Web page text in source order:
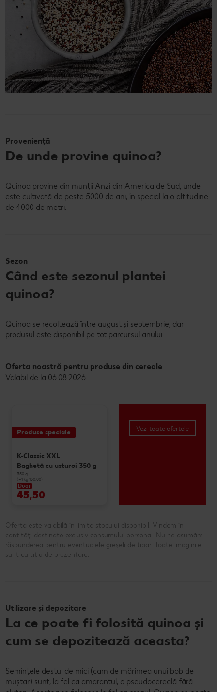
Proveniență
De unde provine quinoa?
Quinoa provine din munții Anzi din America de Sud, unde
este cultivată de peste 5000 de ani, în special la o altitudine
de 4000 de metri.
Sezon
Când este sezonul plantei
quinoa?
Quinoa se recoltează între august și septembrie, dar
produsul este disponibil pe tot parcursul anului.
Oferta noastră pentru produse din cereale
Valabil de la 06.08.2026
Produse speciale
K-Classic XXL
Baghetă cu usturoi 350 g
350 g
(=1 kg 130.00)
Doar
45,50
Vezi toate ofertele
Oferta este valabilă în limita stocului disponibil. Vindem în
cantități destinate exclusiv consumului personal. Nu ne asumăm
răspunderea pentru eventualele greșeli de tipar. Toate imaginile
sunt cu titlu de prezentare.
Utilizare și depozitare
La ce poate fi folosită quinoa și
cum se depozitează aceasta?
Semințele destul de mici (cam de mărimea unui bob de
muștar) sunt, la fel ca amarantul, o pseudocereală fără